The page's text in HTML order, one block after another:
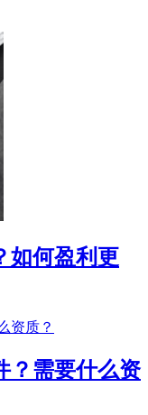
如何盈利更
？需要什么资